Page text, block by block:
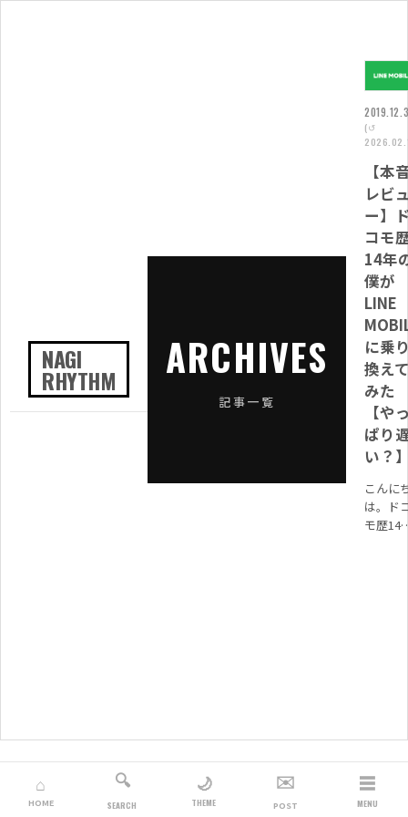
NAGI
RHYTHM ARCHIVES
記事一覧
(↺
【本
レビ
ー】
コモ
14年
僕が
LINE
に乗
換え
みた
【や
ぱり
い？
こんに
は。ド
モ歴14
⌂
HOME
🔍
SEARCH
🌙
THEME
✉️
POST
☰
MENU